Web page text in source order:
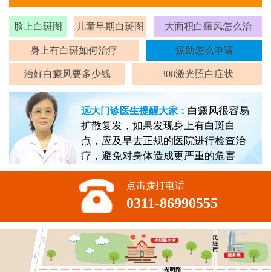
脸上白斑图 儿童早期白斑图 大面积白癜风怎么治
身上有白斑如何治疗 援助怎么申请
治好白癜风要多少钱 308激光照白症状
远大门诊医生提醒大家： 白癜风很容易
扩散复发，如果发现身上有白斑白
点，应及早去正规的医院进行检查治
疗，避免对身体造成更严重的危害
点击拨打电话
0311-86990555